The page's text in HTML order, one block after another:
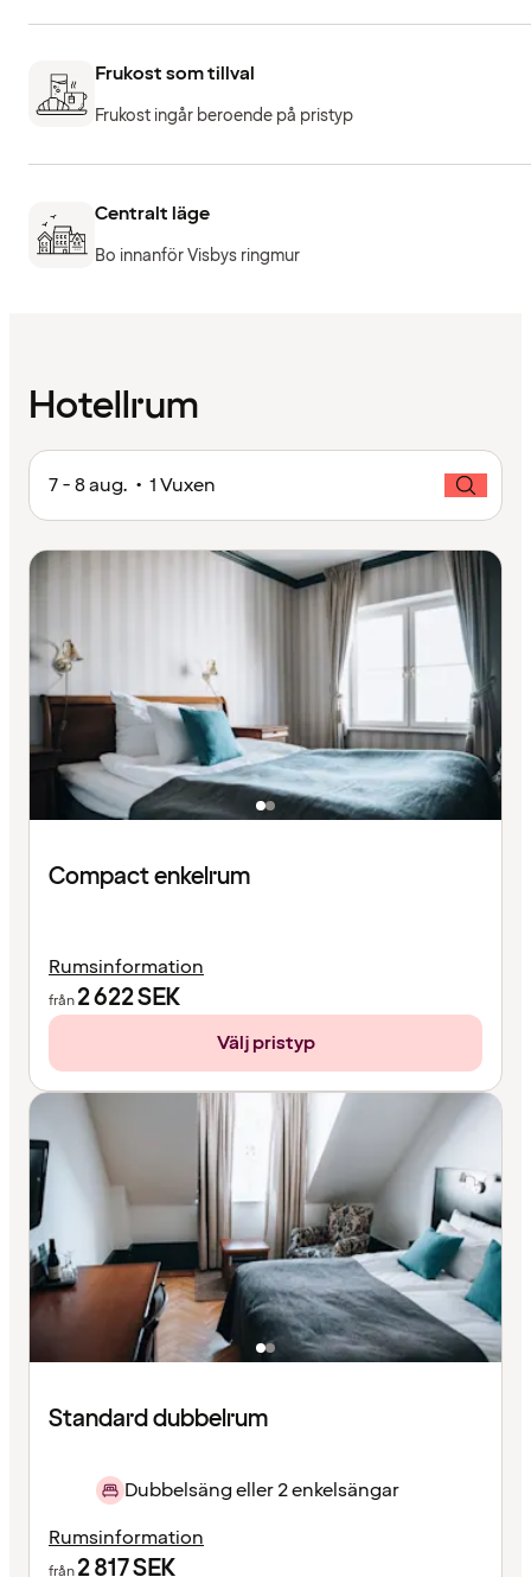
Frukost som tillval
Frukost ingår beroende på pristyp
Centralt läge
Bo innanför Visbys ringmur
Hotellrum
7 - 8 aug. • 1 Vuxen
Compact enkelrum
Rumsinformation
från2 622SEK
Välj pristyp
Standard dubbelrum
Dubbelsäng eller 2 enkelsängar
Rumsinformation
från2 817SEK